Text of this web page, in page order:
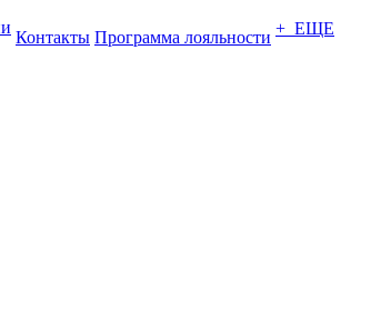
Контакты Программа лояльности + ЕЩЕ